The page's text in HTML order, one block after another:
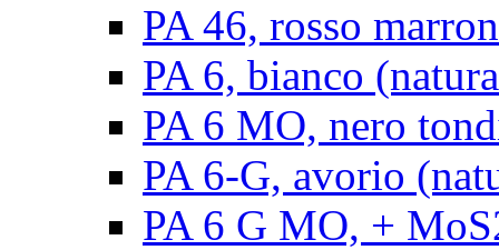
PA 46, rosso
PA 6, bianco
PA 6 MO, nero
PA 6-G, avorio
PA 6 G MO, +